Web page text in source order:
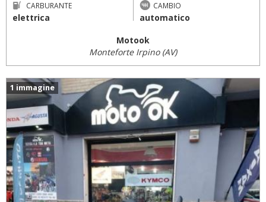
CARBURANTE
elettrica
CAMBIO
automatico
Motook
Monteforte Irpino (AV)
1 immagine